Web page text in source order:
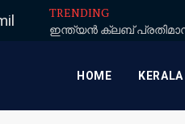
TRENDING
HOME KERALA